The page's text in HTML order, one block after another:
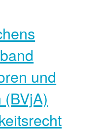
und